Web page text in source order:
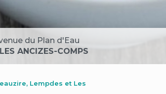
du Plan d'Eau
LES ANCIZES-COMPS
Lempdes et Les